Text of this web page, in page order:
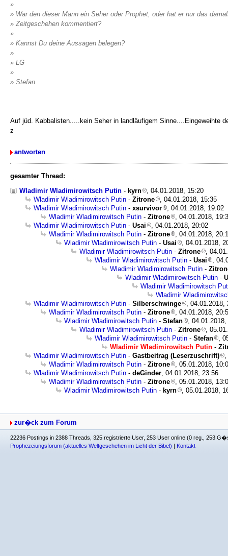
»
» War den dieser Mann ein Seher oder Prophet, oder hat er nur das
» Zeitgeschehen kommentiert?
»
» Kannst Du deine Aussagen belegen?
»
» LG
»
» Stefan
Auf jüd. Kabbalisten.....kein Seher in landläufigem Sinne....Eingeweihte
z
antworten
gesamter Thread:
Wladimir Wladimirowitsch Putin - kyrn
, 04.01.2018, 15:20
Wladimir Wladimirowitsch Putin - Zitrone
, 04.01.2018, 15:35
Wladimir Wladimirowitsch Putin - xsurvivor
, 04.01.2018, 19:02
Wladimir Wladimirowitsch Putin - Zitrone
, 04.01.2018,
Wladimir Wladimirowitsch Putin - Usai
, 04.01.2018, 20:02
Wladimir Wladimirowitsch Putin - Zitrone
, 04.01.2018,
Wladimir Wladimirowitsch Putin - Usai
, 04.01.2018,
Wladimir Wladimirowitsch Putin - Zitrone
,
Wladimir Wladimirowitsch Putin - Usai
,
Wladimir Wladimirowitsch Putin -
Wladimir Wladimirowitsch Putin -
Wladimir Wladimirowitsch
Wladimir
Wladimir Wladimirowitsch Putin - Silberschwinge
, 04.01.2018,
Wladimir Wladimirowitsch Putin - Zitrone
, 04.01.2018,
Wladimir Wladimirowitsch Putin - Stefan
,
Wladimir Wladimirowitsch Putin - Zitrone
,
Wladimir Wladimirowitsch Putin - Stefan
,
Wladimir Wladimirowitsch Putin -
Wladimir Wladimirowitsch Putin - Gastbeitrag (Leserzuschrift)
,
Wladimir Wladimirowitsch Putin - Zitrone
, 05.01.2018,
Wladimir Wladimirowitsch Putin - deGinder, 04.01.2018, 23:56
Wladimir Wladimirowitsch Putin - Zitrone
, 05.01.2018,
Wladimir Wladimirowitsch Putin - kyrn , 05.01.2018,
zur�ck zum Forum
22236 Postings in 2388 Threads, 325 registrierte User, 253 User online (0 reg., 253
Prophezeiungsforum (aktuelles Weltgeschehen im Licht der Bibel) | Kontakt